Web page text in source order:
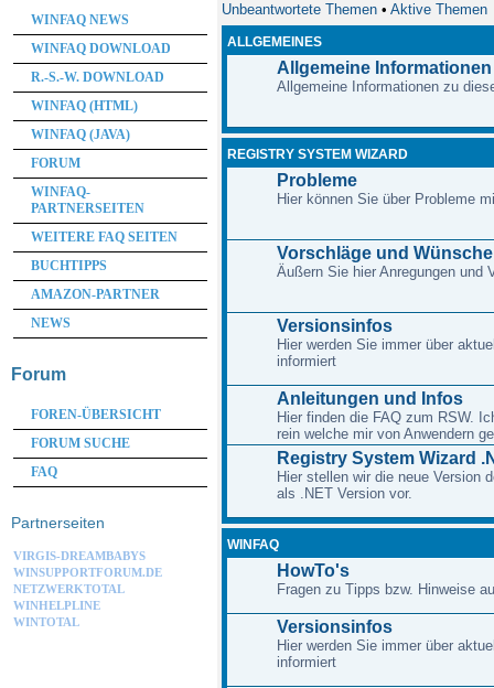
Unbeantwortete Themen• Aktive Themen
ALLGEMEINES
Allgemeine Informationen
Allgemeine Informationen zu
REGISTRY SYSTEM WIZARD
Probleme
Hier können Sie über Probleme
Vorschläge und Wünsche
Äußern Sie hier Anregungen und
Versionsinfos
Hier werden Sie immer über
informiert
Anleitungen und Infos
Hier finden die FAQ zum RSW.
rein welche mir von Anwendern
Registry System Wizard
Hier stellen wir die neue Version
als .NET Version vor.
WINFAQ
HowTo's
Fragen zu Tipps bzw. Hinweise
Versionsinfos
Hier werden Sie immer über
informiert
WINFAQ NEWS
WINFAQ DOWNLOAD
R.-S.-W. DOWNLOAD
WINFAQ (HTML)
WINFAQ (JAVA)
FORUM
WINFAQ-
PARTNERSEITEN
WEITERE FAQ SEITEN
BUCHTIPPS
AMAZON-PARTNER
NEWS
Forum
FOREN-ÜBERSICHT
FORUM SUCHE
FAQ
Partnerseiten
VIRGIS-DREAMBABYS
WINSUPPORTFORUM.DE
NETZWERKTOTAL
WINHELPLINE
WINTOTAL